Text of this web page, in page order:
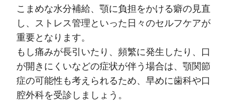
こまめな水分補給、顎に負担をかける癖の見直
し、ストレス管理といった日々のセルフケアが
重要となります。
もし痛みが長引いたり、頻繁に発生したり、口
が開きにくいなどの症状が伴う場合は、顎関節
症の可能性も考えられるため、早めに歯科や口
腔外科を受診しましょう。